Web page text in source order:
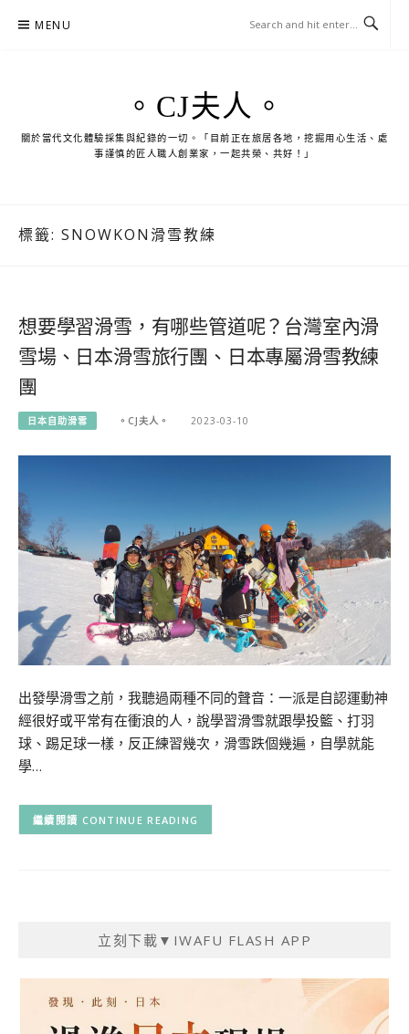
MENU
。CJ夫人。
關於當代文化體驗採集與紀錄的一切。「目前正在旅居各地，挖掘用心生活、處
事謹慎的匠人職人創業家，一起共榮、共好！」
標籤: SNOWKON滑雪教練
想要學習滑雪，有哪些管道呢？台灣室內滑
雪場、日本滑雪旅行團、日本專屬滑雪教練
團
日本自助滑雪 。CJ夫人。 2023-03-10
出發學滑雪之前，我聽過兩種不同的聲音：一派是自認運動神
經很好或平常有在衝浪的人，說學習滑雪就跟學投籃、打羽
球、踢足球一樣，反正練習幾次，滑雪跌個幾遍，自學就能
學…
CONTINUE READING
立刻下載▼IWAFU FLASH APP